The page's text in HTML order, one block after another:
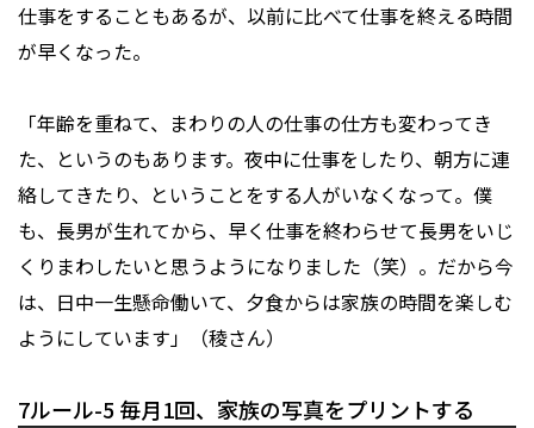
仕事をすることもあるが、以前に比べて仕事を終える時間
が早くなった。
「年齢を重ねて、まわりの人の仕事の仕方も変わってき
た、というのもあります。夜中に仕事をしたり、朝方に連
絡してきたり、ということをする人がいなくなって。僕
も、長男が生れてから、早く仕事を終わらせて長男をいじ
くりまわしたいと思うようになりました（笑）。だから今
は、日中一生懸命働いて、夕食からは家族の時間を楽しむ
ようにしています」（稜さん）
7ルール-5 毎月1回、家族の写真をプリントする